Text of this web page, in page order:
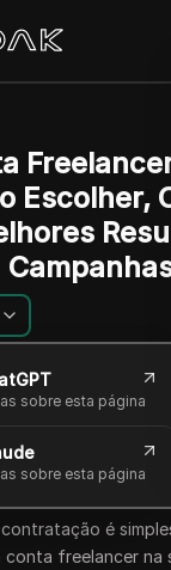
Freelancer
Escolher,
sobre esta página
sobre esta página
7 min de leitura
é
conta freelancer na